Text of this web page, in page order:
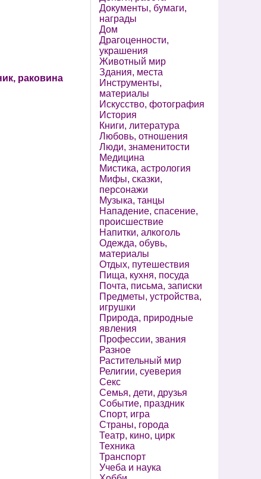
раковина
Документы, бумаги,
награды
Дом
Драгоценности,
украшения
Животный мир
Здания, места
Инструменты,
материалы
Искусство, фотография
История
Книги, литература
Любовь, отношения
Люди, знаменитости
Медицина
Мистика, астрология
Мифы, сказки,
персонажи
Музыка, танцы
Нападение, спасение,
происшествие
Напитки, алкоголь
Одежда, обувь,
материалы
Отдых, путешествия
Пища, кухня, посуда
Почта, письма, записки
Предметы, устройства,
игрушки
Природа, природные
явления
Профессии, звания
Разное
Растительный мир
Религии, суеверия
Секс
Семья, дети, друзья
Событие, праздник
Спорт, игра
Страны, города
Театр, кино, цирк
Техника
Транспорт
Учеба и наука